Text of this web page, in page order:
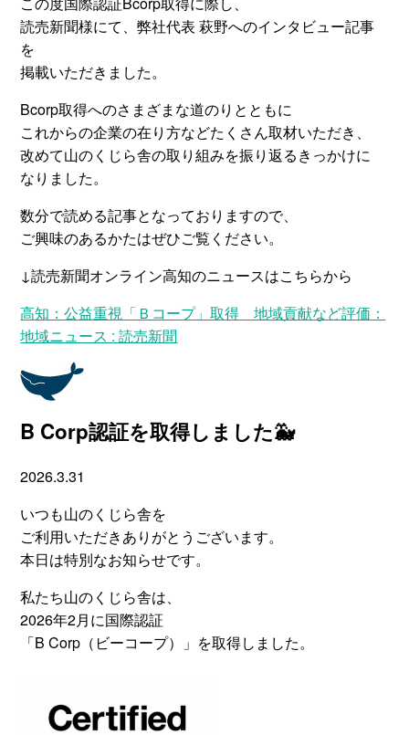
読売新聞様にて、弊社代表 萩野へのインタビュー記事
を
掲載いただきました。
Bcorp取得へのさまざまな道のりとともに
これからの企業の在り方などたくさん取材いただき、
改めて山のくじら舎の取り組みを振り返るきっかけに
なりました。
数分で読める記事となっておりますので、
ご興味のあるかたはぜひご覧ください。
↓読売新聞オンライン高知のニュースはこちらから
高知：公益重視「Ｂコープ」取得 地域貢献など評価：
地域ニュース : 読売新聞
B Corp認証を取得しました🐳
2026.3.31
いつも山のくじら舎を
ご利用いただきありがとうございます。
本日は特別なお知らせです。
私たち山のくじら舎は、
2026年2月に国際認証
「B Corp（ビーコープ）」を取得しました。